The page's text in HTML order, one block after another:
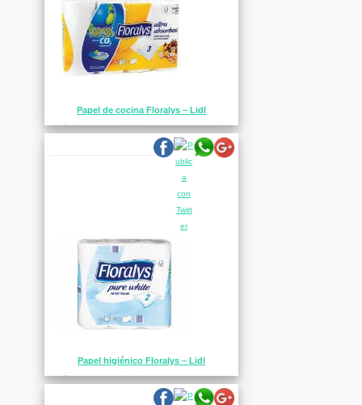
Papel de cocina Floralys – Lidl
Papel higiénico Floralys – Lidl